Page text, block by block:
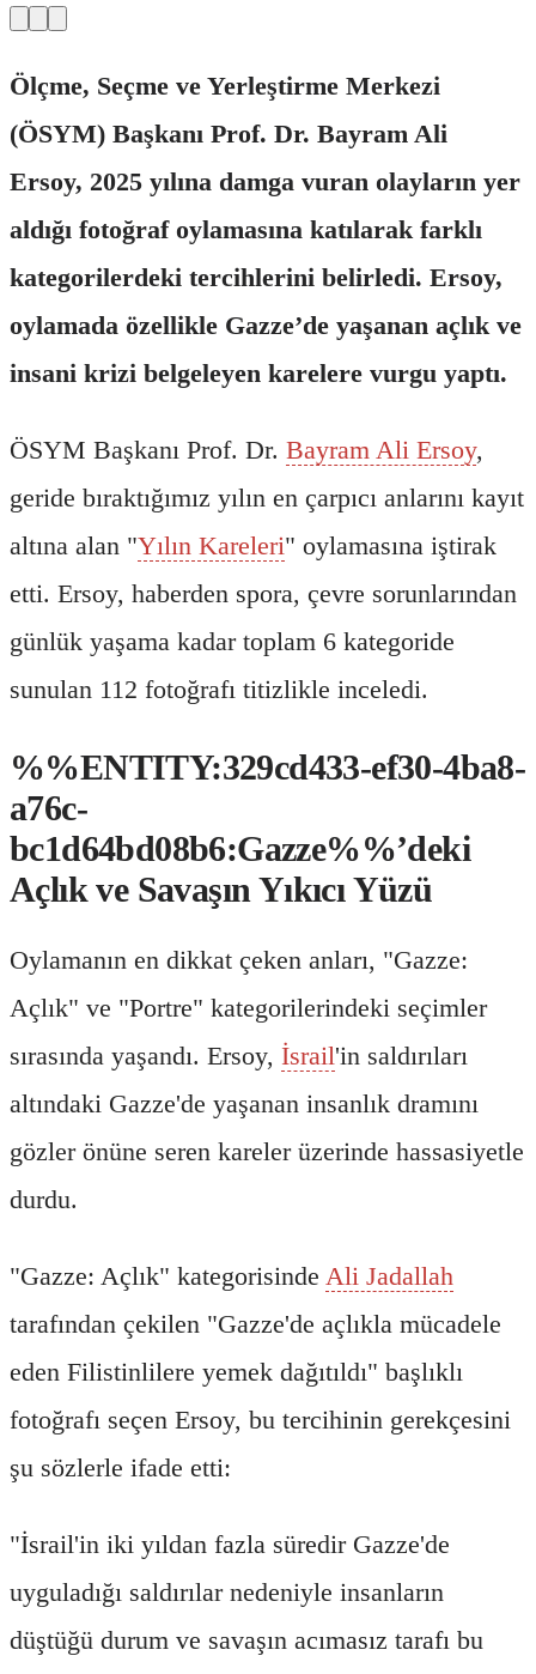
Ölçme, Seçme ve Yerleştirme Merkezi
(ÖSYM) Başkanı Prof. Dr. Bayram Ali
Ersoy, 2025 yılına damga vuran olayların yer
aldığı fotoğraf oylamasına katılarak farklı
kategorilerdeki tercihlerini belirledi. Ersoy,
oylamada özellikle Gazze’de yaşanan açlık ve
insani krizi belgeleyen karelere vurgu yaptı.
ÖSYM Başkanı Prof. Dr. Bayram Ali Ersoy,
geride bıraktığımız yılın en çarpıcı anlarını kayıt
altına alan "Yılın Kareleri" oylamasına iştirak
etti. Ersoy, haberden spora, çevre sorunlarından
günlük yaşama kadar toplam 6 kategoride
sunulan 112 fotoğrafı titizlikle inceledi.
%%ENTITY:329cd433-ef30-4ba8-
a76c-
bc1d64bd08b6:Gazze%%’deki
Açlık ve Savaşın Yıkıcı Yüzü
Oylamanın en dikkat çeken anları, "Gazze:
Açlık" ve "Portre" kategorilerindeki seçimler
sırasında yaşandı. Ersoy, İsrail'in saldırıları
altındaki Gazze'de yaşanan insanlık dramını
gözler önüne seren kareler üzerinde hassasiyetle
durdu.
"Gazze: Açlık" kategorisinde Ali Jadallah
tarafından çekilen "Gazze'de açlıkla mücadele
eden Filistinlilere yemek dağıtıldı" başlıklı
fotoğrafı seçen Ersoy, bu tercihinin gerekçesini
şu sözlerle ifade etti:
"İsrail'in iki yıldan fazla süredir Gazze'de
uyguladığı saldırılar nedeniyle insanların
düştüğü durum ve savaşın acımasız tarafı bu